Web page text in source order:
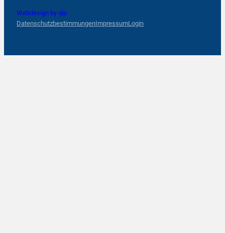
Webdesign by qlp
DatenschutzbestimmungenImpressumLogin